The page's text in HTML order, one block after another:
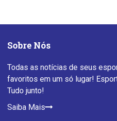
Sobre Nós
Todas as notícias de seus
favoritos em um só lugar!
Tudo junto!
Saiba Mais